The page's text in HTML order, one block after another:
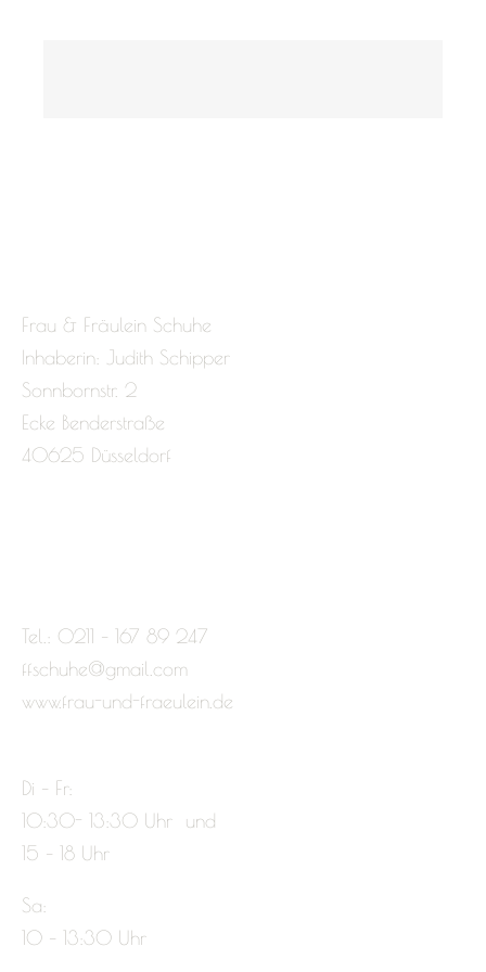
Frau & Fräulein Schuhe
Inhaberin: Judith Schipper
Sonnbornstr. 2
Ecke Benderstraße
40625 Düsseldorf
Tel.: 0211 – 167 89 247
ffschuhe@gmail.com
www.frau-und-fraeulein.de
Di – Fr:
10:30- 13:30 Uhr und
15 – 18 Uhr
Sa:
10 – 13:30 Uhr